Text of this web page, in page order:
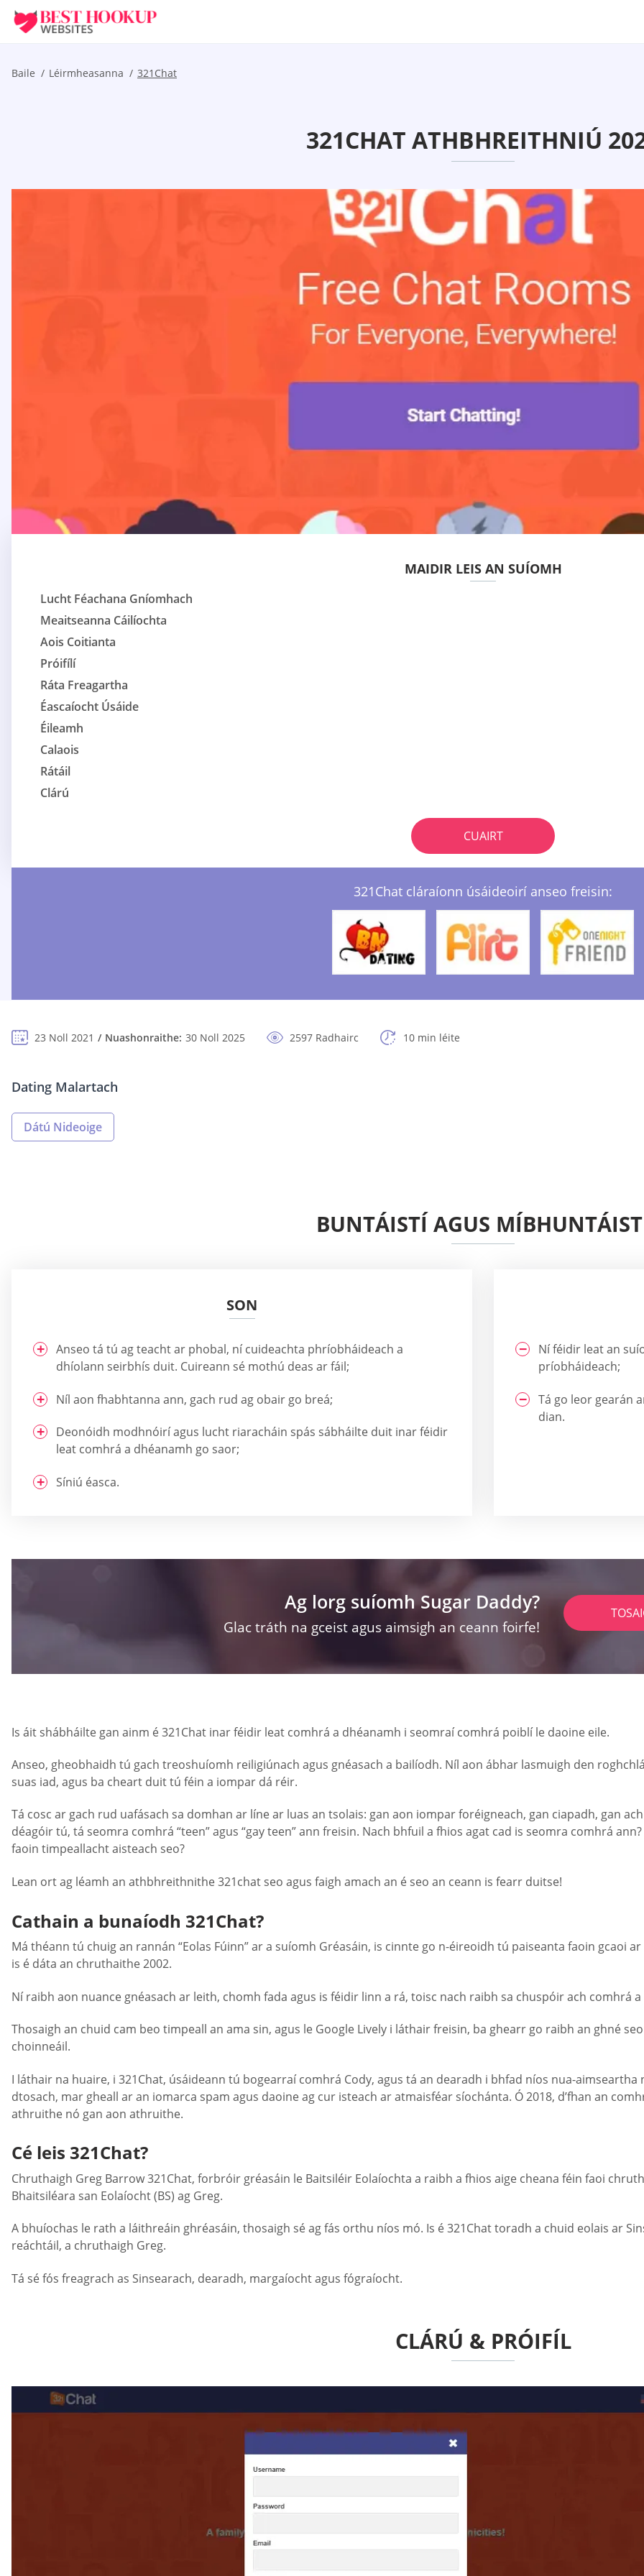
Baile Léirmheasanna 321Chat
321CHAT ATHBHREITHNIÚ
MAIDIR LEIS AN SUÍOMH
Lucht Féachana Gníomhach
Meaitseanna Cáilíochta
Aois Coitianta
Próifílí
Ráta Freagartha
Éascaíocht Úsáide
Éileamh
Calaois
Rátáil
Clárú
CUAIRT
321Chat cláraíonn úsáideoirí anseo freisin:
23 Noll 2021 Nuashonraithe: 30 Noll 2025 2597 Radhairc 10 min léite
Dating Malartach
Dátú Nideoige
BUNTÁISTÍ AGUS
SON
Anseo tá tú ag teacht ar phobal, ní cuideachta phríobháideach a
dhíolann seirbhís duit. Cuireann sé mothú deas ar fáil;
Níl aon fhabhtanna ann, gach rud ag obair go breá;
Deonóidh modhnóirí agus lucht riaracháin spás sábháilte duit inar féidir
leat comhrá a dhéanamh go saor;
Síniú éasca.
Ní féidir leat an
príobháideach;
Tá go leor gearán
dian.
Ag lorg suíomh Sugar Daddy?
Glac tráth na gceist agus aimsigh an ceann foirfe!
Is áit shábháilte gan ainm é 321Сhat inar féidir leat comhrá a dhéanamh i seomraí comhrá poiblí le daoine eile.
Anseo, gheobhaidh tú gach treoshuíomh reiligiúnach agus gnéasach a bailíodh. Níl aon ábhar lasmuigh den
suas iad, agus ba cheart duit tú féin a iompar dá réir.
Tá cosc ar gach rud uafásach sa domhan ar líne ar luas an tsolais: gan aon iompar foréigneach, gan ciapadh, gan
déagóir tú, tá seomra comhrá “teen” agus “gay teen” ann freisin. Nach bhfuil a fhios agat cad is seomra comhrá
faoin timpeallacht aisteach seo?
Lean ort ag léamh an athbhreithnithe 321chat seo agus faigh amach an é seo an ceann is fearr duitse!
Cathain a bunaíodh 321Chat?
Má théann tú chuig an rannán “Eolas Fúinn” ar a suíomh Gréasáin, is cinnte go n-éireoidh tú paiseanta faoin gcaoi
is é dáta an chruthaithe 2002.
Ní raibh aon nuance gnéasach ar leith, chomh fada agus is féidir linn a rá, toisc nach raibh sa chuspóir ach comhrá
Thosaigh an chuid cam beo timpeall an ama sin, agus le Google Lively i láthair freisin, ba ghearr go raibh an ghné
choinneáil.
I láthair na huaire, i 321Chat, úsáideann tú bogearraí comhrá Cody, agus tá an dearadh i bhfad níos nua-
dtosach, mar gheall ar an iomarca spam agus daoine ag cur isteach ar atmaisféar síochánta. Ó 2018, d’fhan an
athruithe nó gan aon athruithe.
Cé leis 321Chat?
Chruthaigh Greg Barrow 321Chat, forbróir gréasáin le Baitsiléir Eolaíochta a raibh a fhios aige cheana féin faoi
Bhaitsiléara san Eolaíocht (BS) ag Greg.
A bhuíochas le rath a láithreáin ghréasáin, thosaigh sé ag fás orthu níos mó. Is é 321Chat toradh a chuid eolais ar
reáchtáil, a chruthaigh Greg.
Tá sé fós freagrach as Sinsearach, dearadh, margaíocht agus fógraíocht.
CLÁRÚ & PRÓIFÍL